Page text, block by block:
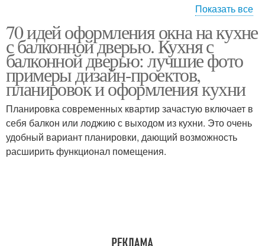
Рулонные шторы Балконный блок
Кухни с балконной
дверью
Шторы на кухню
Показать все
70 идей оформления окна на кухне
с балконной дверью. Кухня с
балконной дверью: лучшие фото
примеры дизайн-проектов,
планировок и оформления кухни
Планировка современных квартир зачастую включает в
себя балкон или лоджию с выходом из кухни. Это очень
удобный вариант планировки, дающий возможность
расширить функционал помещения.